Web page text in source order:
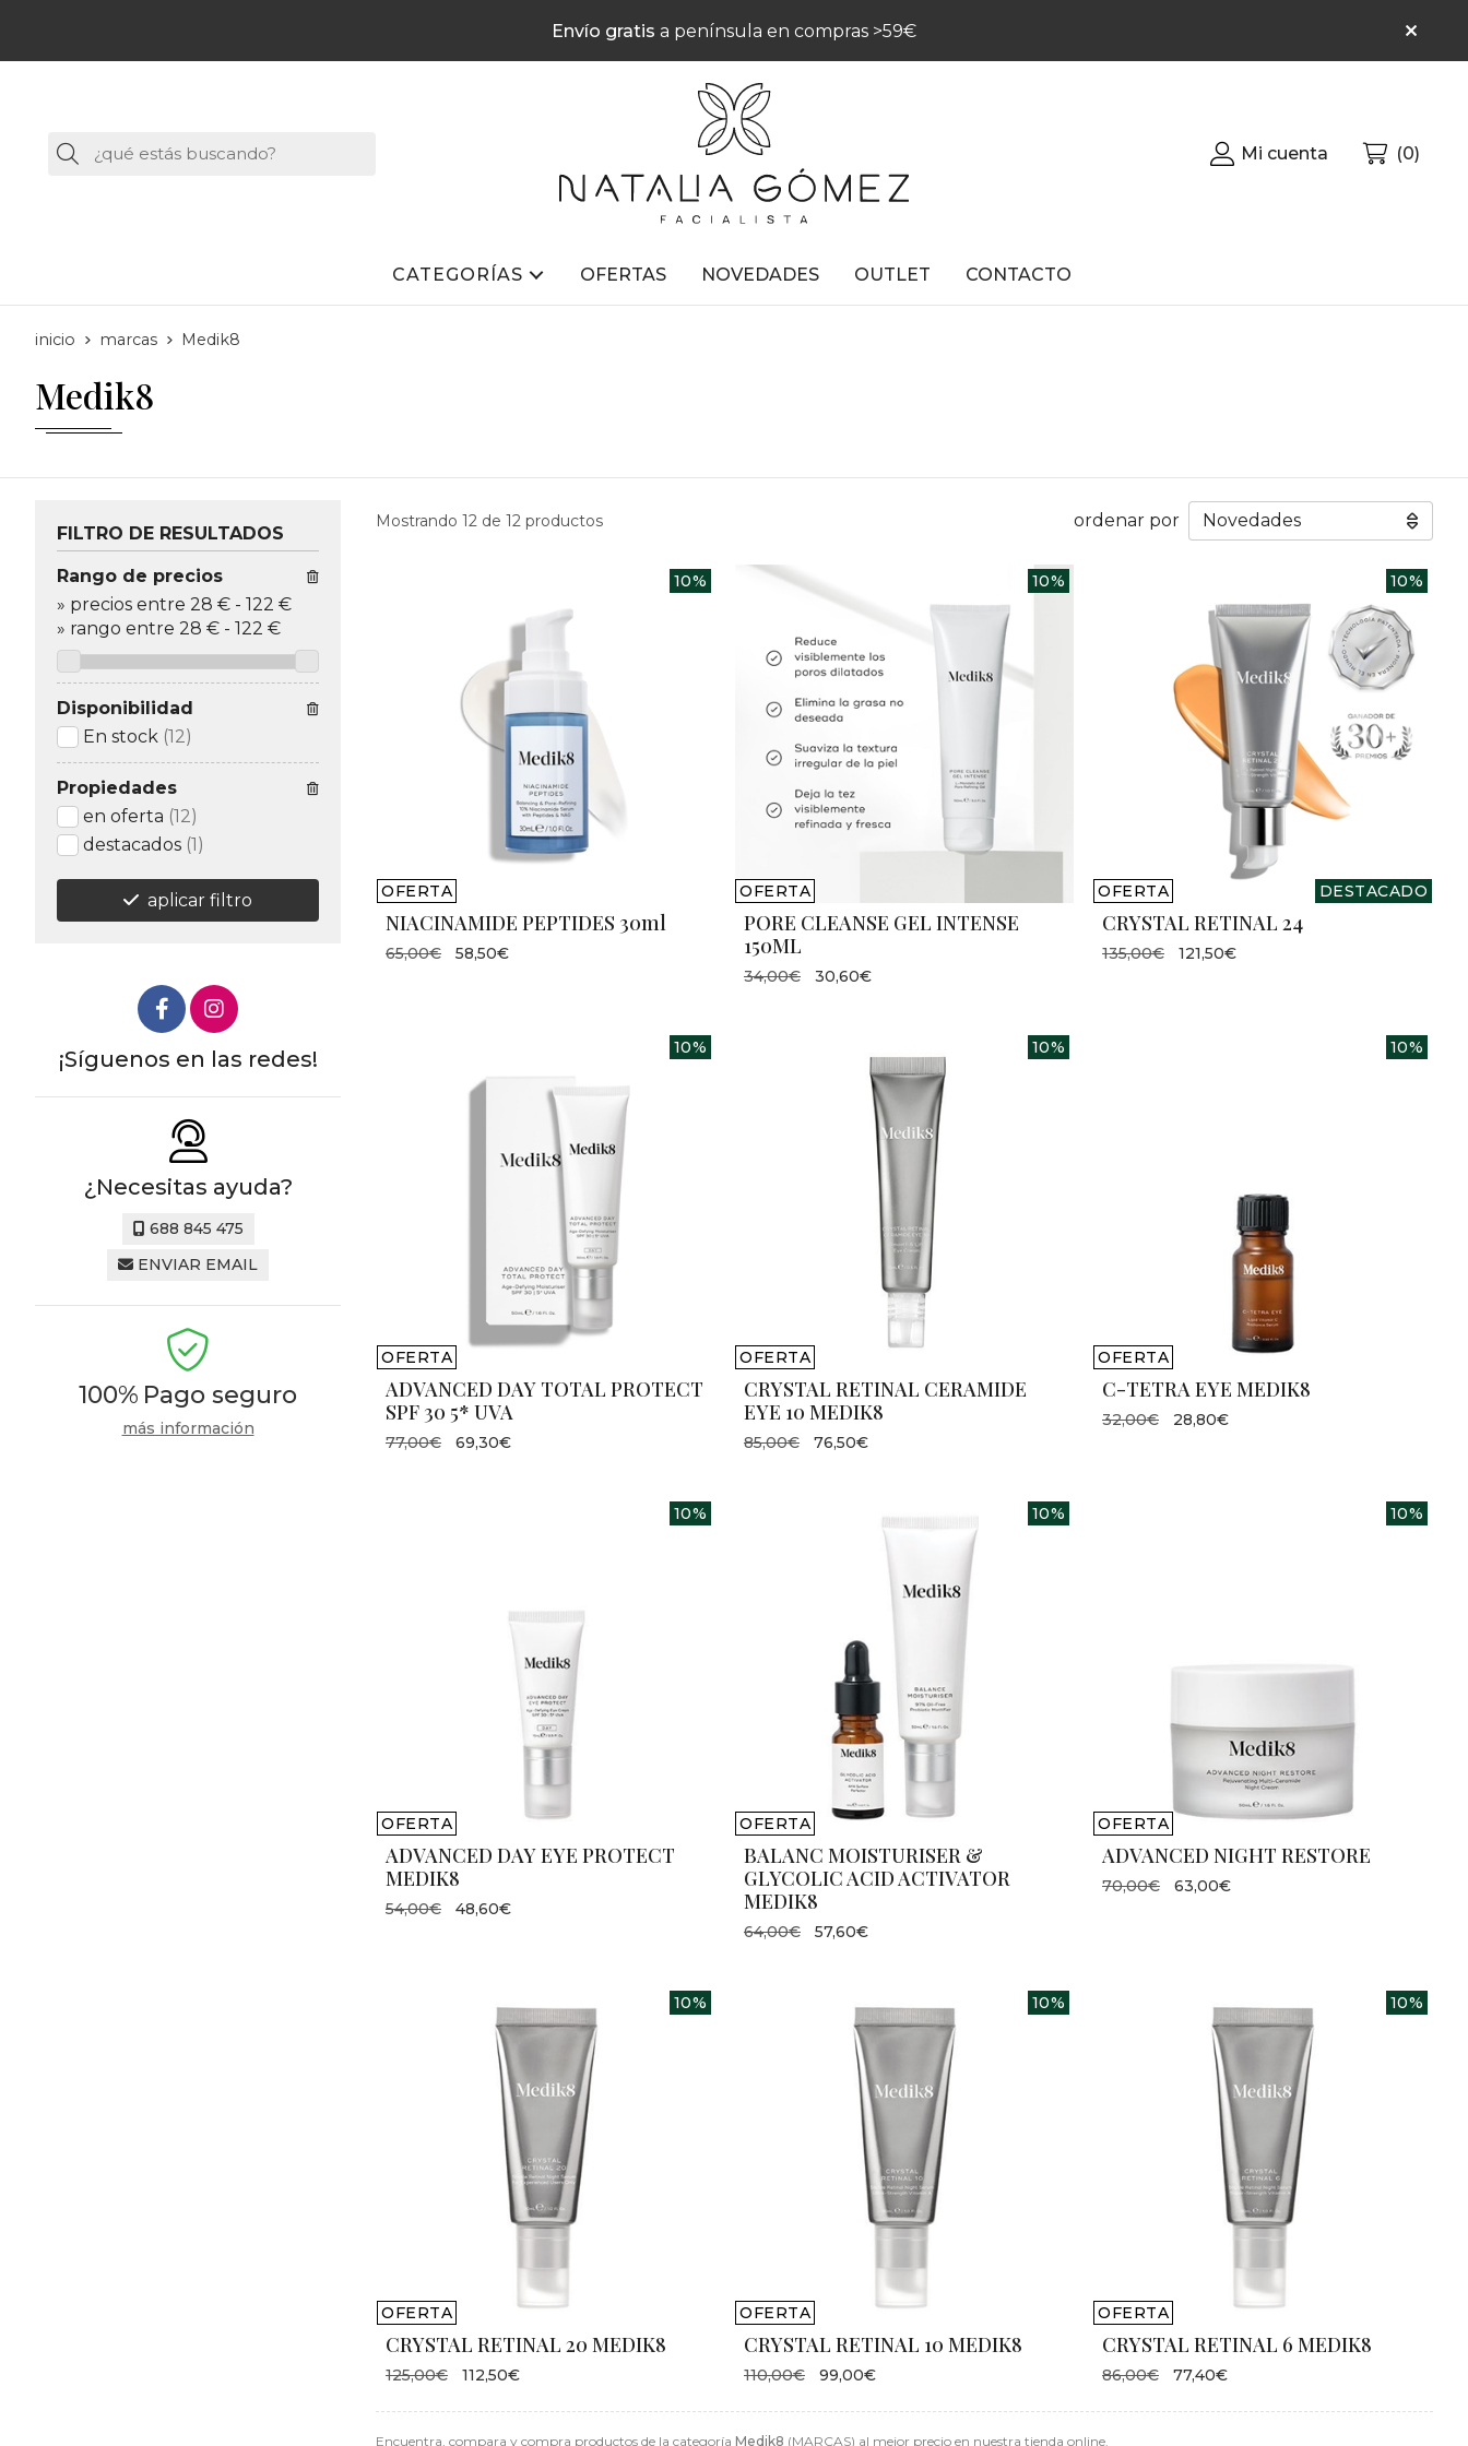
Envío gratis a península en compras >59€
Buscar Mi cuenta 0
CATEGORÍAS OFERTAS NOVEDADES OUTLET CONTACTO
inicio marcas Medik8
Medik8
Encuentra, compara y compra productos de la categoría Medik8 (MARCAS) al mejor precio en nuestra tienda online.
Mostrando 12 de 12 productos ordenar por
10%
OFERTA
NIACINAMIDE PEPTIDES 30ml
65,00€ 58,50€
10%
OFERTA
PORE CLEANSE GEL INTENSE
150ML
34,00€ 30,60€
10%
OFERTA DESTACADO
CRYSTAL RETINAL 24
135,00€ 121,50€
10%
OFERTA
ADVANCED DAY TOTAL PROTECT
SPF 30 5* UVA
77,00€ 69,30€
10%
OFERTA
CRYSTAL RETINAL CERAMIDE
EYE 10 MEDIK8
85,00€ 76,50€
10%
OFERTA
C-TETRA EYE MEDIK8
32,00€ 28,80€
10%
OFERTA
ADVANCED DAY EYE PROTECT
MEDIK8
54,00€ 48,60€
10%
OFERTA
BALANC MOISTURISER &
GLYCOLIC ACID ACTIVATOR
MEDIK8
64,00€ 57,60€
10%
OFERTA
ADVANCED NIGHT RESTORE
70,00€ 63,00€
10%
OFERTA
CRYSTAL RETINAL 20 MEDIK8
125,00€ 112,50€
10%
OFERTA
CRYSTAL RETINAL 10 MEDIK8
110,00€ 99,00€
10%
OFERTA
CRYSTAL RETINAL 6 MEDIK8
86,00€ 77,40€
FILTRO DE RESULTADOS
Rango de precios
» precios entre 28 € - 122 €
» rango entre 28 € - 122 €
Disponibilidad
En stock (12)
Propiedades
en oferta (12)
destacados (1)
aplicar filtro
¡Síguenos en las redes!
¿Necesitas ayuda?
688 845 475
ENVIAR EMAIL
100% Pago seguro
más información